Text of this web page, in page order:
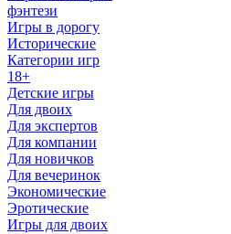
фэнтези
Игры в дорогу
Исторические
Категории игр
18+
Детские игры
Для двоих
Для экспертов
Для компании
Для новичков
Для вечеринок
Экономические
Эротические
Игры для двоих